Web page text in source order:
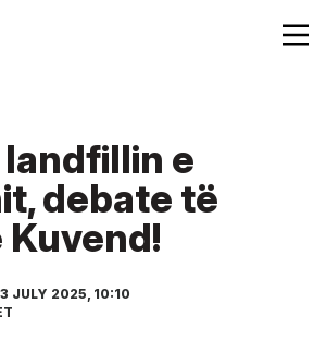
e
debate të
JULY 2025, 10:10